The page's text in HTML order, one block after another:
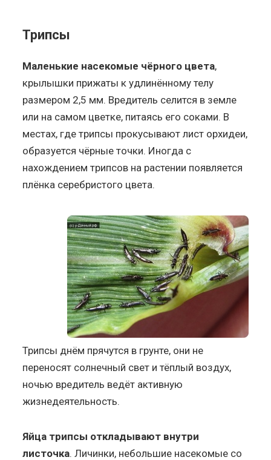
Трипсы
Маленькие насекомые чёрного цвета,
крылышки прижаты к удлинённому телу
размером 2,5 мм. Вредитель селится в земле
или на самом цветке, питаясь его соками. В
местах, где трипсы прокусывают лист орхидеи,
образуется чёрные точки. Иногда с
нахождением трипсов на растении появляется
плёнка серебристого цвета.
Трипсы днём прячутся в грунте, они не
переносят солнечный свет и тёплый воздух,
ночью вредитель ведёт активную
жизнедеятельность.
Яйца трипсы откладывают внутри
листочка. Личинки, небольшие насекомые со